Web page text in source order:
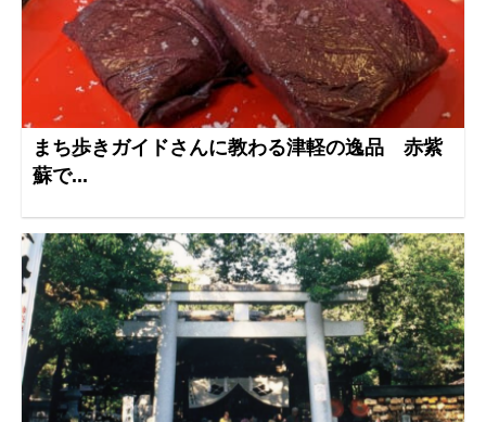
まち歩きガイドさんに教わる津軽の逸品 赤紫
蘇で...